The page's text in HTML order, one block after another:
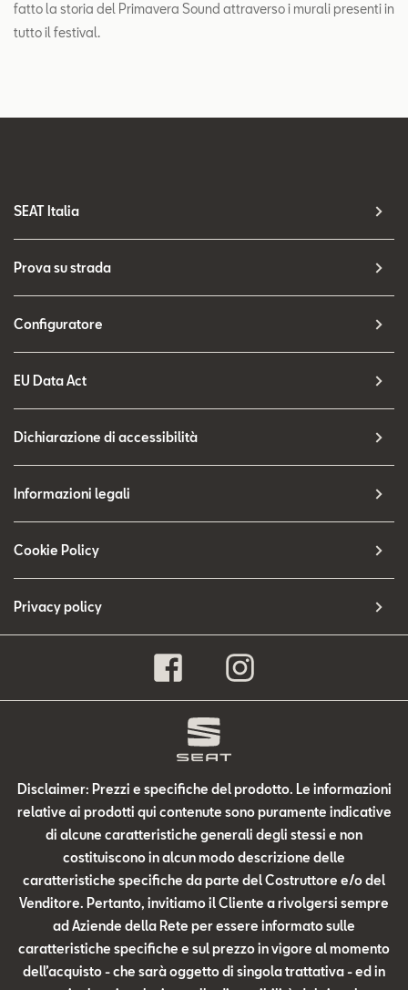
fatto la storia del Primavera Sound attraverso i murali presenti in
tutto il festival.
SEAT Italia
Prova su strada
Configuratore
EU Data Act
Dichiarazione di accessibilità
Informazioni legali
Cookie Policy
Privacy policy
Disclaimer: Prezzi e specifiche del prodotto. Le informazioni
relative ai prodotti qui contenute sono puramente indicative
di alcune caratteristiche generali degli stessi e non
costituiscono in alcun modo descrizione delle
caratteristiche specifiche da parte del Costruttore e/o del
Venditore. Pertanto, invitiamo il Cliente a rivolgersi sempre
ad Aziende della Rete per essere informato sulle
caratteristiche specifiche e sul prezzo in vigore al momento
dell’acquisto - che sarà oggetto di singola trattativa - ed in